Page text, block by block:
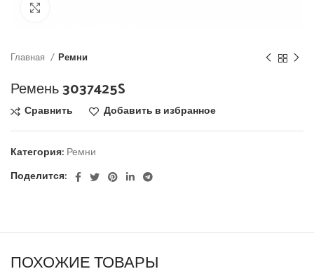
Главная Ремни
Ремень 3037425S
Сравнить Добавить в избранное
Категория: Ремни
Поделится:
ПОХОЖИЕ ТОВАРЫ